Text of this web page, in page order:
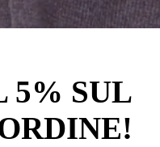
5% SUL